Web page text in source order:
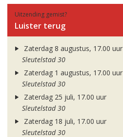
Uitzending gemist?
Luister terug
Zaterdag 8 augustus, 17.00 uur
Sleutelstad 30
Zaterdag 1 augustus, 17.00 uur
Sleutelstad 30
Zaterdag 25 juli, 17.00 uur
Sleutelstad 30
Zaterdag 18 juli, 17.00 uur
Sleutelstad 30